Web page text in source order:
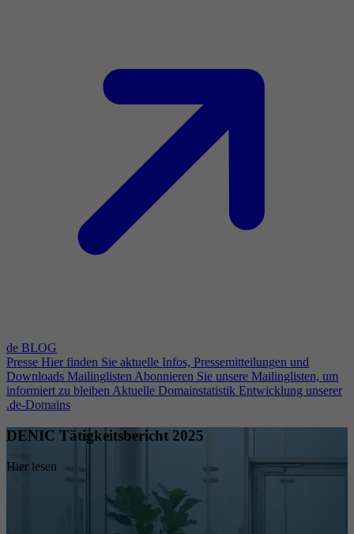
de BLOG
Presse Hier finden Sie aktuelle Infos, Pressemitteilungen und
Downloads Mailinglisten Abonnieren Sie unsere Mailinglisten, um
informiert zu bleiben Aktuelle Domainstatistik Entwicklung unserer
.de-Domains
DENIC Tätigkeitsbericht 2025
Hier lesen